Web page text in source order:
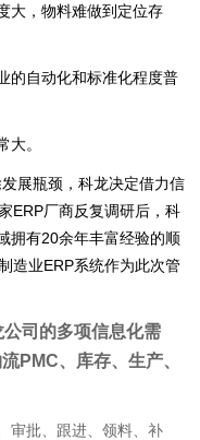
大，物料难做到定位存
的自动化和标准化程度普
大。
展瓶颈，科龙决定借力信
ERP厂商反复调研后，科
拥有20余年丰富经验的顺
造业ERP系统作为此次管
司的多项信息化需
PMC、库存、生产、
审批、跟进、领料、补